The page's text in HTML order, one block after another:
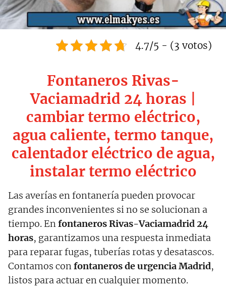
4.7/5 - (3 votos)
Fontaneros Rivas-
Vaciamadrid 24 horas |
cambiar termo eléctrico,
agua caliente, termo tanque,
calentador eléctrico de agua,
instalar termo eléctrico
Las averías en fontanería pueden provocar
grandes inconvenientes si no se solucionan a
tiempo. Enfontaneros Rivas-Vaciamadrid 24
horas, garantizamos una respuesta inmediata
para reparar fugas, tuberías rotas y desatascos.
Contamos confontaneros de urgencia Madrid,
listos para actuar en cualquier momento.